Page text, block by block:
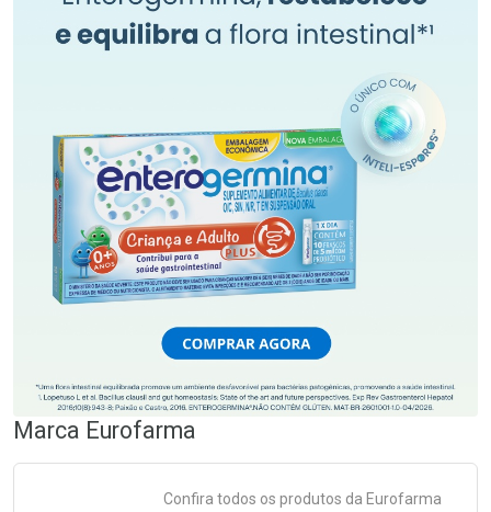
Marca Eurofarma
Confira todos os produtos da Eurofarma